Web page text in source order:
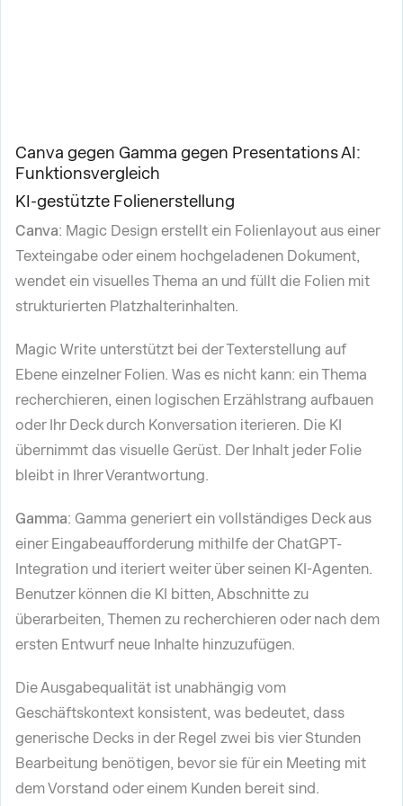
Canva gegen Gamma gegen Presentations AI:
Funktionsvergleich
KI-gestützte Folienerstellung
Canva: Magic Design erstellt ein Folienlayout aus einer
Texteingabe oder einem hochgeladenen Dokument,
wendet ein visuelles Thema an und füllt die Folien mit
strukturierten Platzhalterinhalten.
Magic Write unterstützt bei der Texterstellung auf
Ebene einzelner Folien. Was es nicht kann: ein Thema
recherchieren, einen logischen Erzählstrang aufbauen
oder Ihr Deck durch Konversation iterieren. Die KI
übernimmt das visuelle Gerüst. Der Inhalt jeder Folie
bleibt in Ihrer Verantwortung.
Gamma: Gamma generiert ein vollständiges Deck aus
einer Eingabeaufforderung mithilfe der ChatGPT-
Integration und iteriert weiter über seinen KI-Agenten.
Benutzer können die KI bitten, Abschnitte zu
überarbeiten, Themen zu recherchieren oder nach dem
ersten Entwurf neue Inhalte hinzuzufügen.
Die Ausgabequalität ist unabhängig vom
Geschäftskontext konsistent, was bedeutet, dass
generische Decks in der Regel zwei bis vier Stunden
Bearbeitung benötigen, bevor sie für ein Meeting mit
dem Vorstand oder einem Kunden bereit sind.